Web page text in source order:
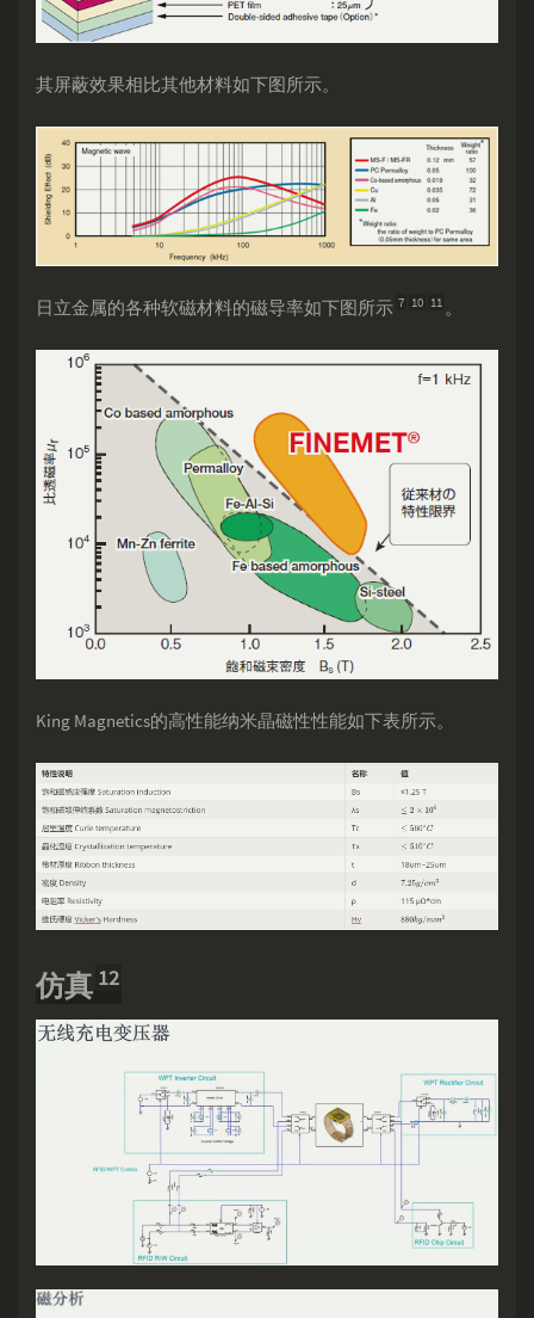
其屏蔽效果相比其他材料如下图所示。
日立金属的各种软磁材料的磁导率如下图所示 7 10 11 。
King Magnetics的高性能纳米晶磁性性能如下表所示。
仿真 12